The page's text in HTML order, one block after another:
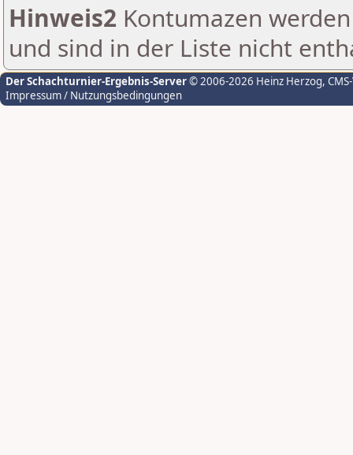
Hinweis2 Kontumazen
und sind in der Liste nicht
Der Schachturnier-Ergebnis-Server© 2006-2026 Heinz Herzog,
Impressum / Nutzungsbedingungen